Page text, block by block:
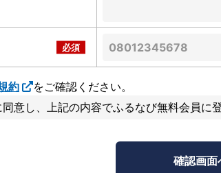
約
をご確認ください。
意し、上記の内容でふるなび無料会員に